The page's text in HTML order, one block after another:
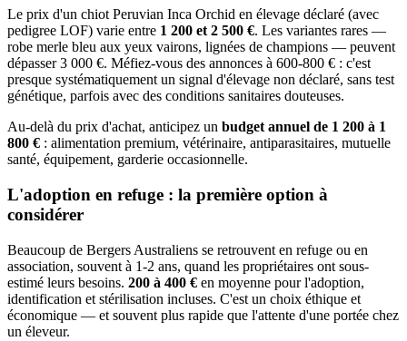
Le prix d'un chiot Peruvian Inca Orchid en élevage déclaré (avec
pedigree LOF) varie entre 1 200 et 2 500 €. Les variantes rares —
robe merle bleu aux yeux vairons, lignées de champions — peuvent
dépasser 3 000 €. Méfiez-vous des annonces à 600-800 € : c'est
presque systématiquement un signal d'élevage non déclaré, sans test
génétique, parfois avec des conditions sanitaires douteuses.
Au-delà du prix d'achat, anticipez un budget annuel de 1 200 à 1
800 € : alimentation premium, vétérinaire, antiparasitaires, mutuelle
santé, équipement, garderie occasionnelle.
L'adoption en refuge : la première option à
considérer
Beaucoup de Bergers Australiens se retrouvent en refuge ou en
association, souvent à 1-2 ans, quand les propriétaires ont sous-
estimé leurs besoins. 200 à 400 € en moyenne pour l'adoption,
identification et stérilisation incluses. C'est un choix éthique et
économique — et souvent plus rapide que l'attente d'une portée chez
un éleveur.